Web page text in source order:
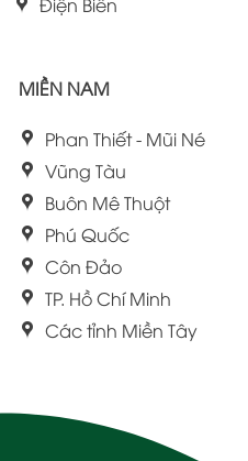
MIỀN NAM
Phan Thiết - Mũi Né
Vũng Tàu
Buôn Mê Thuột
Phú Quốc
Côn Đảo
TP. Hồ Chí Minh
Các tỉnh Miền Tây